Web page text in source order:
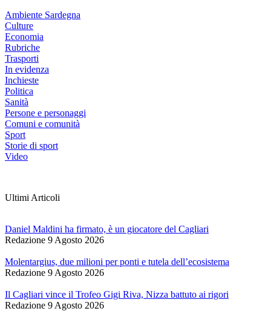
Ambiente Sardegna
Culture
Economia
Rubriche
Trasporti
In evidenza
Inchieste
Politica
Sanità
Persone e personaggi
Comuni e comunità
Sport
Storie di sport
Video
Ultimi Articoli
Daniel Maldini ha firmato, è un giocatore del Cagliari
Redazione 9 Agosto 2026
Molentargius, due milioni per ponti e tutela dell’ecosistema
Redazione 9 Agosto 2026
Il Cagliari vince il Trofeo Gigi Riva, Nizza battuto ai rigori
Redazione 9 Agosto 2026